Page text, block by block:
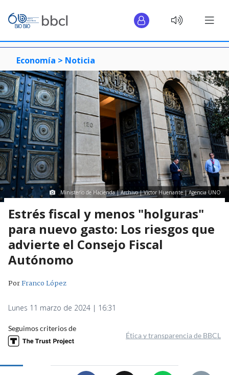
Economía > Noticia
Ministerio de Hacienda | Archivo | Víctor Huenante | Agencia UNO
Estrés fiscal y menos "holguras"
para nuevo gasto: Los riesgos que
advierte el Consejo Fiscal
Autónomo
PorFranco López
Lunes 11 marzo de 2024 | 16:31
Seguimos criterios de
Ética y transparencia de BBCL